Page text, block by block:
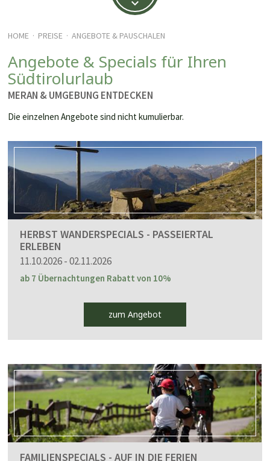
HOME · PREISE ·ANGEBOTE & PAUSCHALEN
Angebote & Specials für Ihren
Südtirolurlaub
MERAN & UMGEBUNG ENTDECKEN
Die einzelnen Angebote sind nicht kumulierbar.
HERBST WANDERSPECIALS - PASSEIERTAL
ERLEBEN
11.10.2026 - 02.11.2026
ab 7 Übernachtungen Rabatt von 10%
zum Angebot
FAMILIENSPECIALS - AUF IN DIE FERIEN